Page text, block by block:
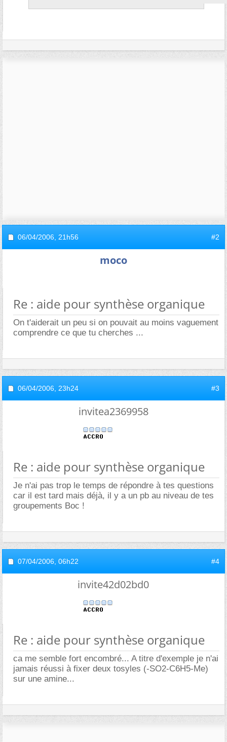
06/04/2006, 21h56 #2
moco
Re : aide pour synthèse organique
On t'aiderait un peu si on pouvait au moins vaguement
comprendre ce que tu cherches ...
06/04/2006, 23h24 #3
invitea2369958
Re : aide pour synthèse organique
Je n'ai pas trop le temps de répondre à tes questions
car il est tard mais déjà, il y a un pb au niveau de tes
groupements Boc !
07/04/2006, 06h22 #4
invite42d02bd0
Re : aide pour synthèse organique
ca me semble fort encombré... A titre d'exemple je n'ai
jamais réussi à fixer deux tosyles (-SO2-C6H5-Me)
sur une amine...